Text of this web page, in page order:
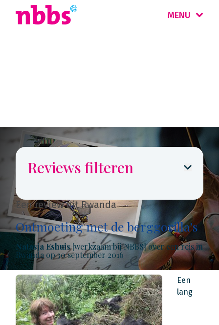
MENU
Reviews filteren
Een review uit Rwanda
Ontmoeting met de berggorilla’s
Natasja Eshuis[werkzaam bij NBBS] over een reis in
Rwanda op 30 september 2016
Een
lang